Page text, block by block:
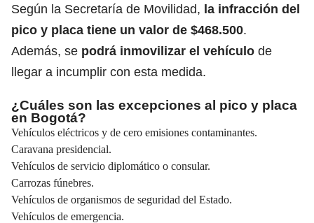
Según la Secretaría de Movilidad, la infracción del
pico y placa tiene un valor de $468.500.
Además, se podrá inmovilizar el vehículo de
llegar a incumplir con esta medida.
¿Cuáles son las excepciones al pico y placa
en Bogotá?
Vehículos eléctricos y de cero emisiones contaminantes.
Caravana presidencial.
Vehículos de servicio diplomático o consular.
Carrozas fúnebres.
Vehículos de organismos de seguridad del Estado.
Vehículos de emergencia.